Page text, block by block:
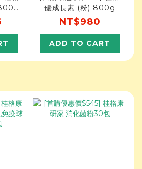
優成長素 (粉) 800g
NT$980
ADD TO CART